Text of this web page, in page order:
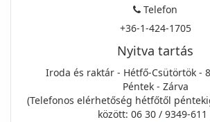
Telefon
+36-1-424-1705
Nyitva tartás
Iroda és raktár - Hétfő-Csütörtök -
Péntek - Zárva
(Telefonos elérhetőség hétfőtől
között: 06 30 / 9349-611